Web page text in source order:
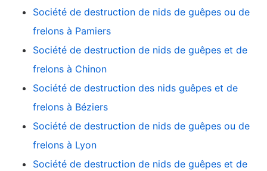
Société de destruction de nids de guêpes ou de
frelons à Pamiers
Société de destruction de nids de guêpes et de
frelons à Chinon
Société de destruction des nids guêpes et de
frelons à Béziers
Société de destruction de nids de guêpes ou de
frelons à Lyon
Société de destruction de nids de guêpes et de